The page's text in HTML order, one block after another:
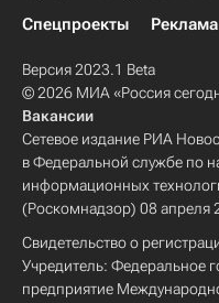
Спецпроекты
Реклама
Версия 2023.1 Beta
© 2026 МИА «Россия
Вакансии
Сетевое издание РИА
в Федеральной службе по
информационных
(Роскомнадзор) 08 апреля
Свидетельство о
Учредитель: Федеральное
предприятие